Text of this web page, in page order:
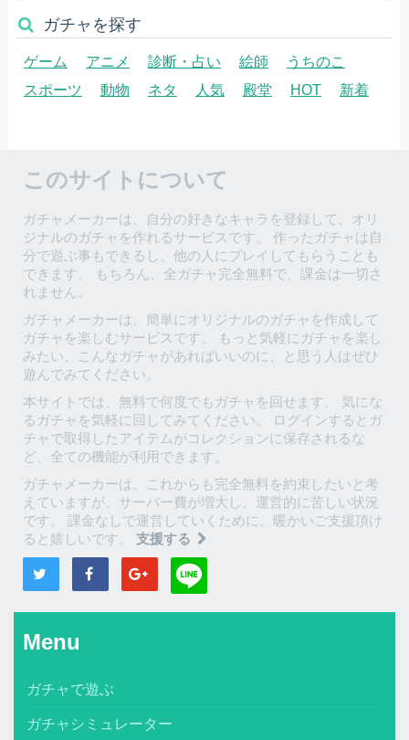
ガチャを探す
ゲーム アニメ 診断・占い 絵師
うちのこ
スポーツ
動物 ネタ 人気 殿堂 HOT 新着
このサイトについて
ガチャメーカーは、自分の好きなキャラを登録して、オリ
ジナルのガチャを作れるサービスです。 作ったガチャは自
分で遊ぶ事もできるし、他の人にプレイしてもらうことも
できます。 もちろん、全ガチャ完全無料で、課金は一切さ
れません。
ガチャメーカーは、簡単にオリジナルのガチャを作成して
ガチャを楽しむサービスです。 もっと気軽にガチャを楽し
みたい、こんなガチャがあればいいのに、と思う人はぜひ
遊んでみてください。
本サイトでは、無料で何度でもガチャを回せます。 気にな
るガチャを気軽に回してみてください。 ログインするとガ
チャで取得したアイテムがコレクションに保存されるな
ど、全ての機能が利用できます。
ガチャメーカーは、これからも完全無料を約束したいと考
えていますが、サーバー費が増大し、運営的に苦しい状況
です。 課金なしで運営していくために、暖かいご支援頂け
ると嬉しいです。 支援する
Menu
ガチャで遊ぶ
ガチャシミュレーター